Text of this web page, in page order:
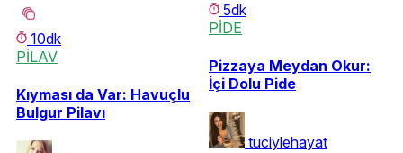
10dk
PİLAV
Kıyması da Var: Havuçlu
Bulgur Pilavı
5dk
PİDE
Pizzaya Meydan Okur:
İçi Dolu Pide
tuciylehayat